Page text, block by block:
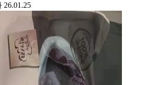
26.01.25